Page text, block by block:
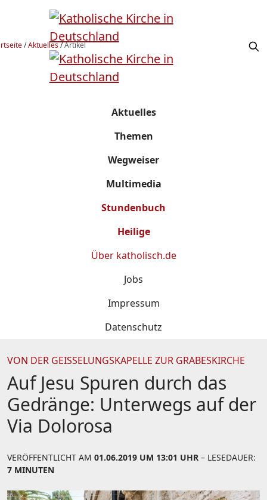
/Aktuelles/Artikel
Aktuelles
Themen
Wegweiser
Multimedia
Stundenbuch
Heilige
Über katholisch.de
Jobs
Impressum
Datenschutz
VON DER GEISSELUNGSKAPELLE ZUR GRABESKIRCHE
Auf Jesu Spuren durch das
Gedränge: Unterwegs auf der
Via Dolorosa
VERÖFFENTLICHT AM 01.06.2019 UM 13:01 UHR – LESEDAUER:
7 MINUTEN